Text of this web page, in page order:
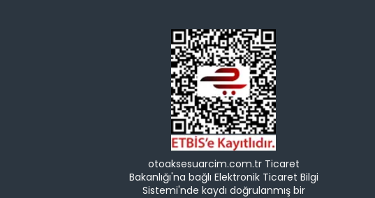
otoaksesuarcim.com.tr Ticaret
Bakanlığı'na bağlı Elektronik Ticaret Bilgi
Sistemi'nde kaydı doğrulanmış bir